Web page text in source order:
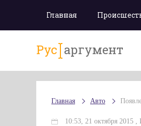
Главная
Рус аргумент
Главная Авто
10:53, 21 октября 2015